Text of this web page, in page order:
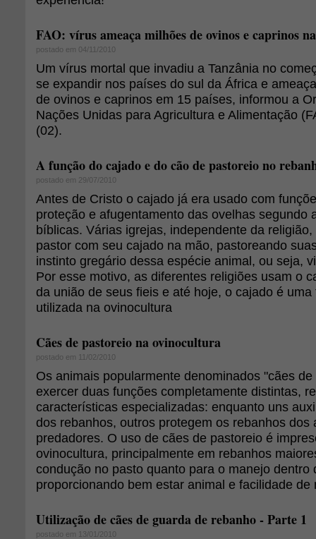
FAO: vírus ameaça milhões de ovinos e caprinos
postado em 04/11/2010
Um vírus mortal que invadiu a Tanzânia no
se expandir nos países do sul da África e
de ovinos e caprinos em 15 países, informou a
Nações Unidas para Agricultura e Alimentação
(02).
A função do cajado e do cão de pastoreio no
postado em 29/07/2010
Antes de Cristo o cajado já era usado com
proteção e afugentamento das ovelhas segundo
bíblicas. Várias igrejas, independente da
pastor com seu cajado na mão, pastoreando
instinto gregário dessa espécie animal, ou seja,
Por esse motivo, as diferentes religiões usam o
da união de seus fieis e até hoje, o cajado é
utilizada na ovinocultura
Cães de pastoreio na ovinocultura
postado em 11/02/2010
Os animais popularmente denominados "cães
exercer duas funções completamente distintas,
características especializadas: enquanto uns
dos rebanhos, outros protegem os rebanhos dos
predadores. O uso de cães de pastoreio é
ovinocultura, principalmente em rebanhos
condução no pasto quanto para o manejo dentro
proporcionando bem estar animal e facilidade de
Utilização de cães de guarda de rebanho - Parte 1
postado em 13/01/2010